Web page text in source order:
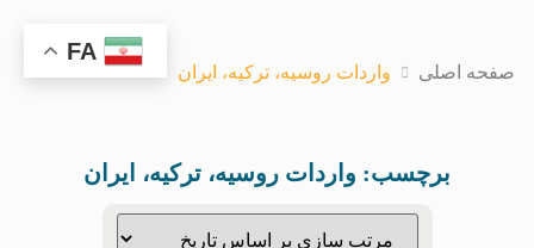
صفحه اصلی واردات روسیه، ترکیه، ایران
برچسب: واردات روسیه، ترکیه، ایران
FA